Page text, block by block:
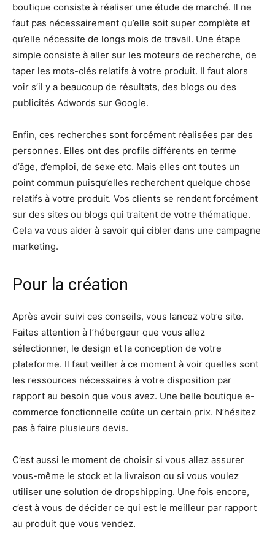
boutique consiste à réaliser une étude de marché. Il ne
faut pas nécessairement qu’elle soit super complète et
qu’elle nécessite de longs mois de travail. Une étape
simple consiste à aller sur les moteurs de recherche, de
taper les mots-clés relatifs à votre produit. Il faut alors
voir s’il y a beaucoup de résultats, des blogs ou des
publicités Adwords sur Google.
Enfin, ces recherches sont forcément réalisées par des
personnes. Elles ont des profils différents en terme
d’âge, d’emploi, de sexe etc. Mais elles ont toutes un
point commun puisqu’elles recherchent quelque chose
relatifs à votre produit. Vos clients se rendent forcément
sur des sites ou blogs qui traitent de votre thématique.
Cela va vous aider à savoir qui cibler dans une campagne
marketing.
Pour la création
Après avoir suivi ces conseils, vous lancez votre site.
Faites attention à l’hébergeur que vous allez
sélectionner, le design et la conception de votre
plateforme. Il faut veiller à ce moment à voir quelles sont
les ressources nécessaires à votre disposition par
rapport au besoin que vous avez. Une belle boutique e-
commerce fonctionnelle coûte un certain prix. N’hésitez
pas à faire plusieurs devis.
C’est aussi le moment de choisir si vous allez assurer
vous-même le stock et la livraison ou si vous voulez
utiliser une solution de dropshipping. Une fois encore,
c’est à vous de décider ce qui est le meilleur par rapport
au produit que vous vendez.